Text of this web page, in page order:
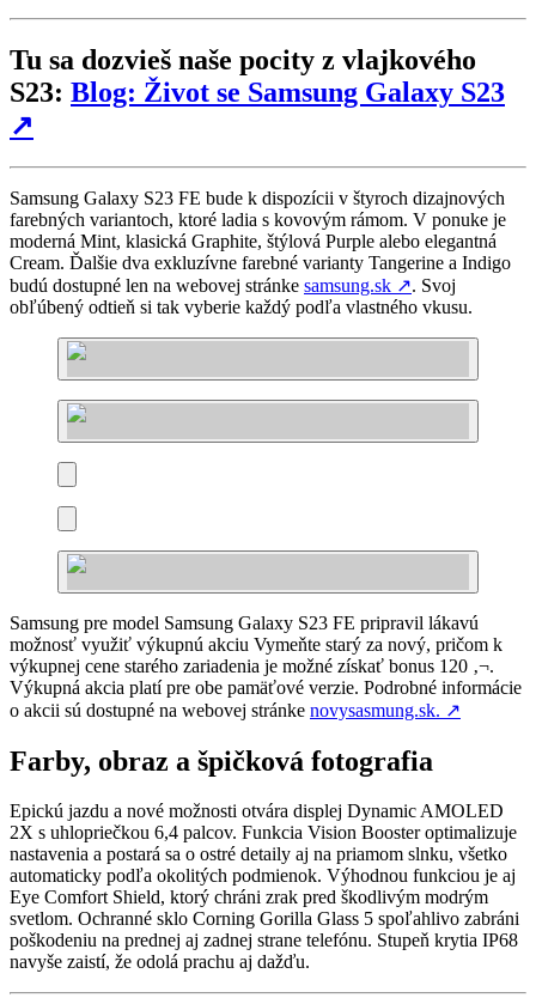
Tu sa dozvieš naše pocity z vlajkového
S23: Blog: Život se Samsung Galaxy S23
↗
Samsung Galaxy S23 FE bude k dispozícii v štyroch dizajnových
farebných variantoch, ktoré ladia s kovovým rámom. V ponuke je
moderná Mint, klasická Graphite, štýlová Purple alebo elegantná
Cream. Ďalšie dva exkluzívne farebné varianty Tangerine a Indigo
budú dostupné len na webovej stránke samsung.sk ↗. Svoj
obľúbený odtieň si tak vyberie každý podľa vlastného vkusu.
Samsung pre model Samsung Galaxy S23 FE pripravil lákavú
možnosť využiť výkupnú akciu Vymeňte starý za nový, pričom k
výkupnej cene starého zariadenia je možné získať bonus 120 ‚¬.
Výkupná akcia platí pre obe pamäťové verzie. Podrobné informácie
o akcii sú dostupné na webovej stránke novysasmung.sk. ↗
Farby, obraz a špičková fotografia
Epickú jazdu a nové možnosti otvára displej Dynamic AMOLED
2X s uhlopriečkou 6,4 palcov. Funkcia Vision Booster optimalizuje
nastavenia a postará sa o ostré detaily aj na priamom slnku, všetko
automaticky podľa okolitých podmienok. Výhodnou funkciou je aj
Eye Comfort Shield, ktorý chráni zrak pred škodlivým modrým
svetlom. Ochranné sklo Corning Gorilla Glass 5 spoľahlivo zabráni
poškodeniu na prednej aj zadnej strane telefónu. Stupeň krytia IP68
navyše zaistí, že odolá prachu aj dažďu.